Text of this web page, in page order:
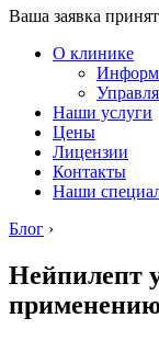
Ваша заявка
О клинике
Наши услуги
Цены
Лицензии
Контакты
Наши
Блог ›
Нейпилепт